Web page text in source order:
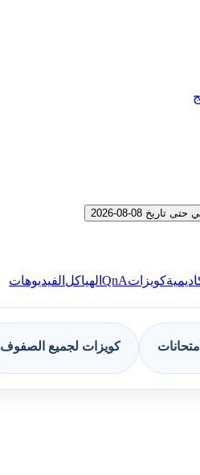
08-08-2026
كويزاتQnA الهياكل الفيديوهات
كويزات لجميع الصفوف